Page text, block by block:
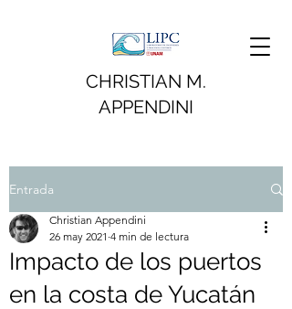
CHRISTIAN M.
APPENDINI
Entrada
Impacto de los puertos
en la costa de Yucatán
Christian Appendini
26 may 2021 4 min de lectura